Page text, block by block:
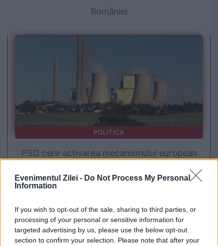
Evenimentul Zilei - Do Not Process My Personal
Information
If you wish to opt-out of the sale, sharing to third parties, or
processing of your personal or sensitive information for
targeted advertising by us, please use the below opt-out
section to confirm your selection. Please note that after your
României
POLITICA
PSD cere activarea mecanismului european
menținerea centralelor pe cărbune. Critici la